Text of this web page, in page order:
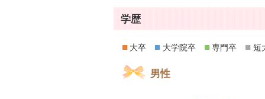
学歴
■ 大卒 ■ 大学院卒 ■専門卒 ■ 短
男性